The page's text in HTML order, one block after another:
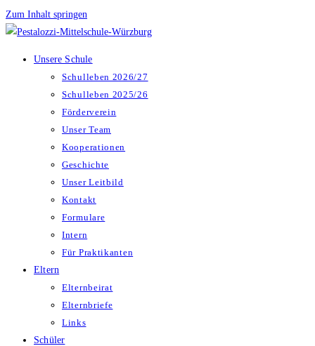
Zum Inhalt springen
Unsere Schule
Schulleben 2026/27
Schulleben 2025/26
Förderverein
Unser Team
Kooperationen
Geschichte
Unser Leitbild
Kontakt
Formulare
Intern
Für Praktikanten
Eltern
Elternbeirat
Elternbriefe
Links
Schüler